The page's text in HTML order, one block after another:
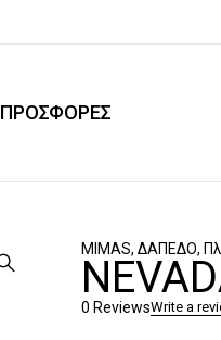
ΠΡΟΣΦΟΡΕΣ
MIMAS,ΔΑΠΕΔΟ,
0 ReviewsWrite a